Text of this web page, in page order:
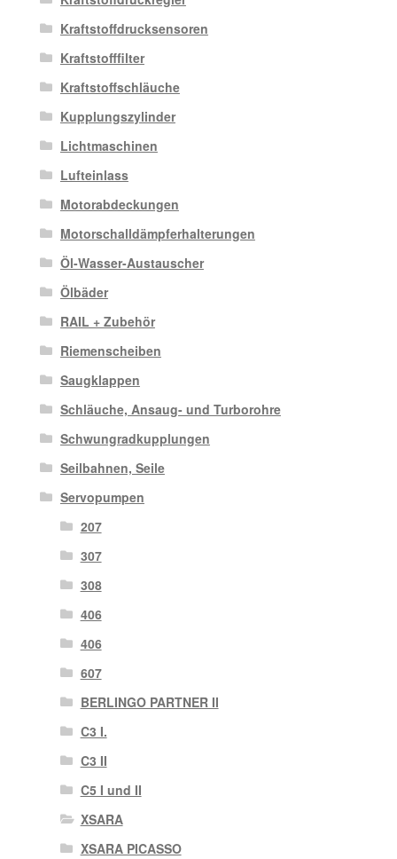
Kraftstoffdrucksensoren
Kraftstofffilter
Kraftstoffschläuche
Kupplungszylinder
Lichtmaschinen
Lufteinlass
Motorabdeckungen
Motorschalldämpferhalterungen
Öl-Wasser-Austauscher
Ölbäder
RAIL + Zubehör
Riemenscheiben
Saugklappen
Schläuche, Ansaug- und Turborohre
Schwungradkupplungen
Seilbahnen, Seile
Servopumpen
207
307
308
406
406
607
BERLINGO PARTNER II
C3 I.
C3 II
C5 I und II
XSARA
XSARA PICASSO